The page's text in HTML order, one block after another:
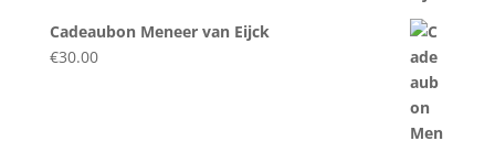
Cadeaubon Meneer van Eijck
€30.00